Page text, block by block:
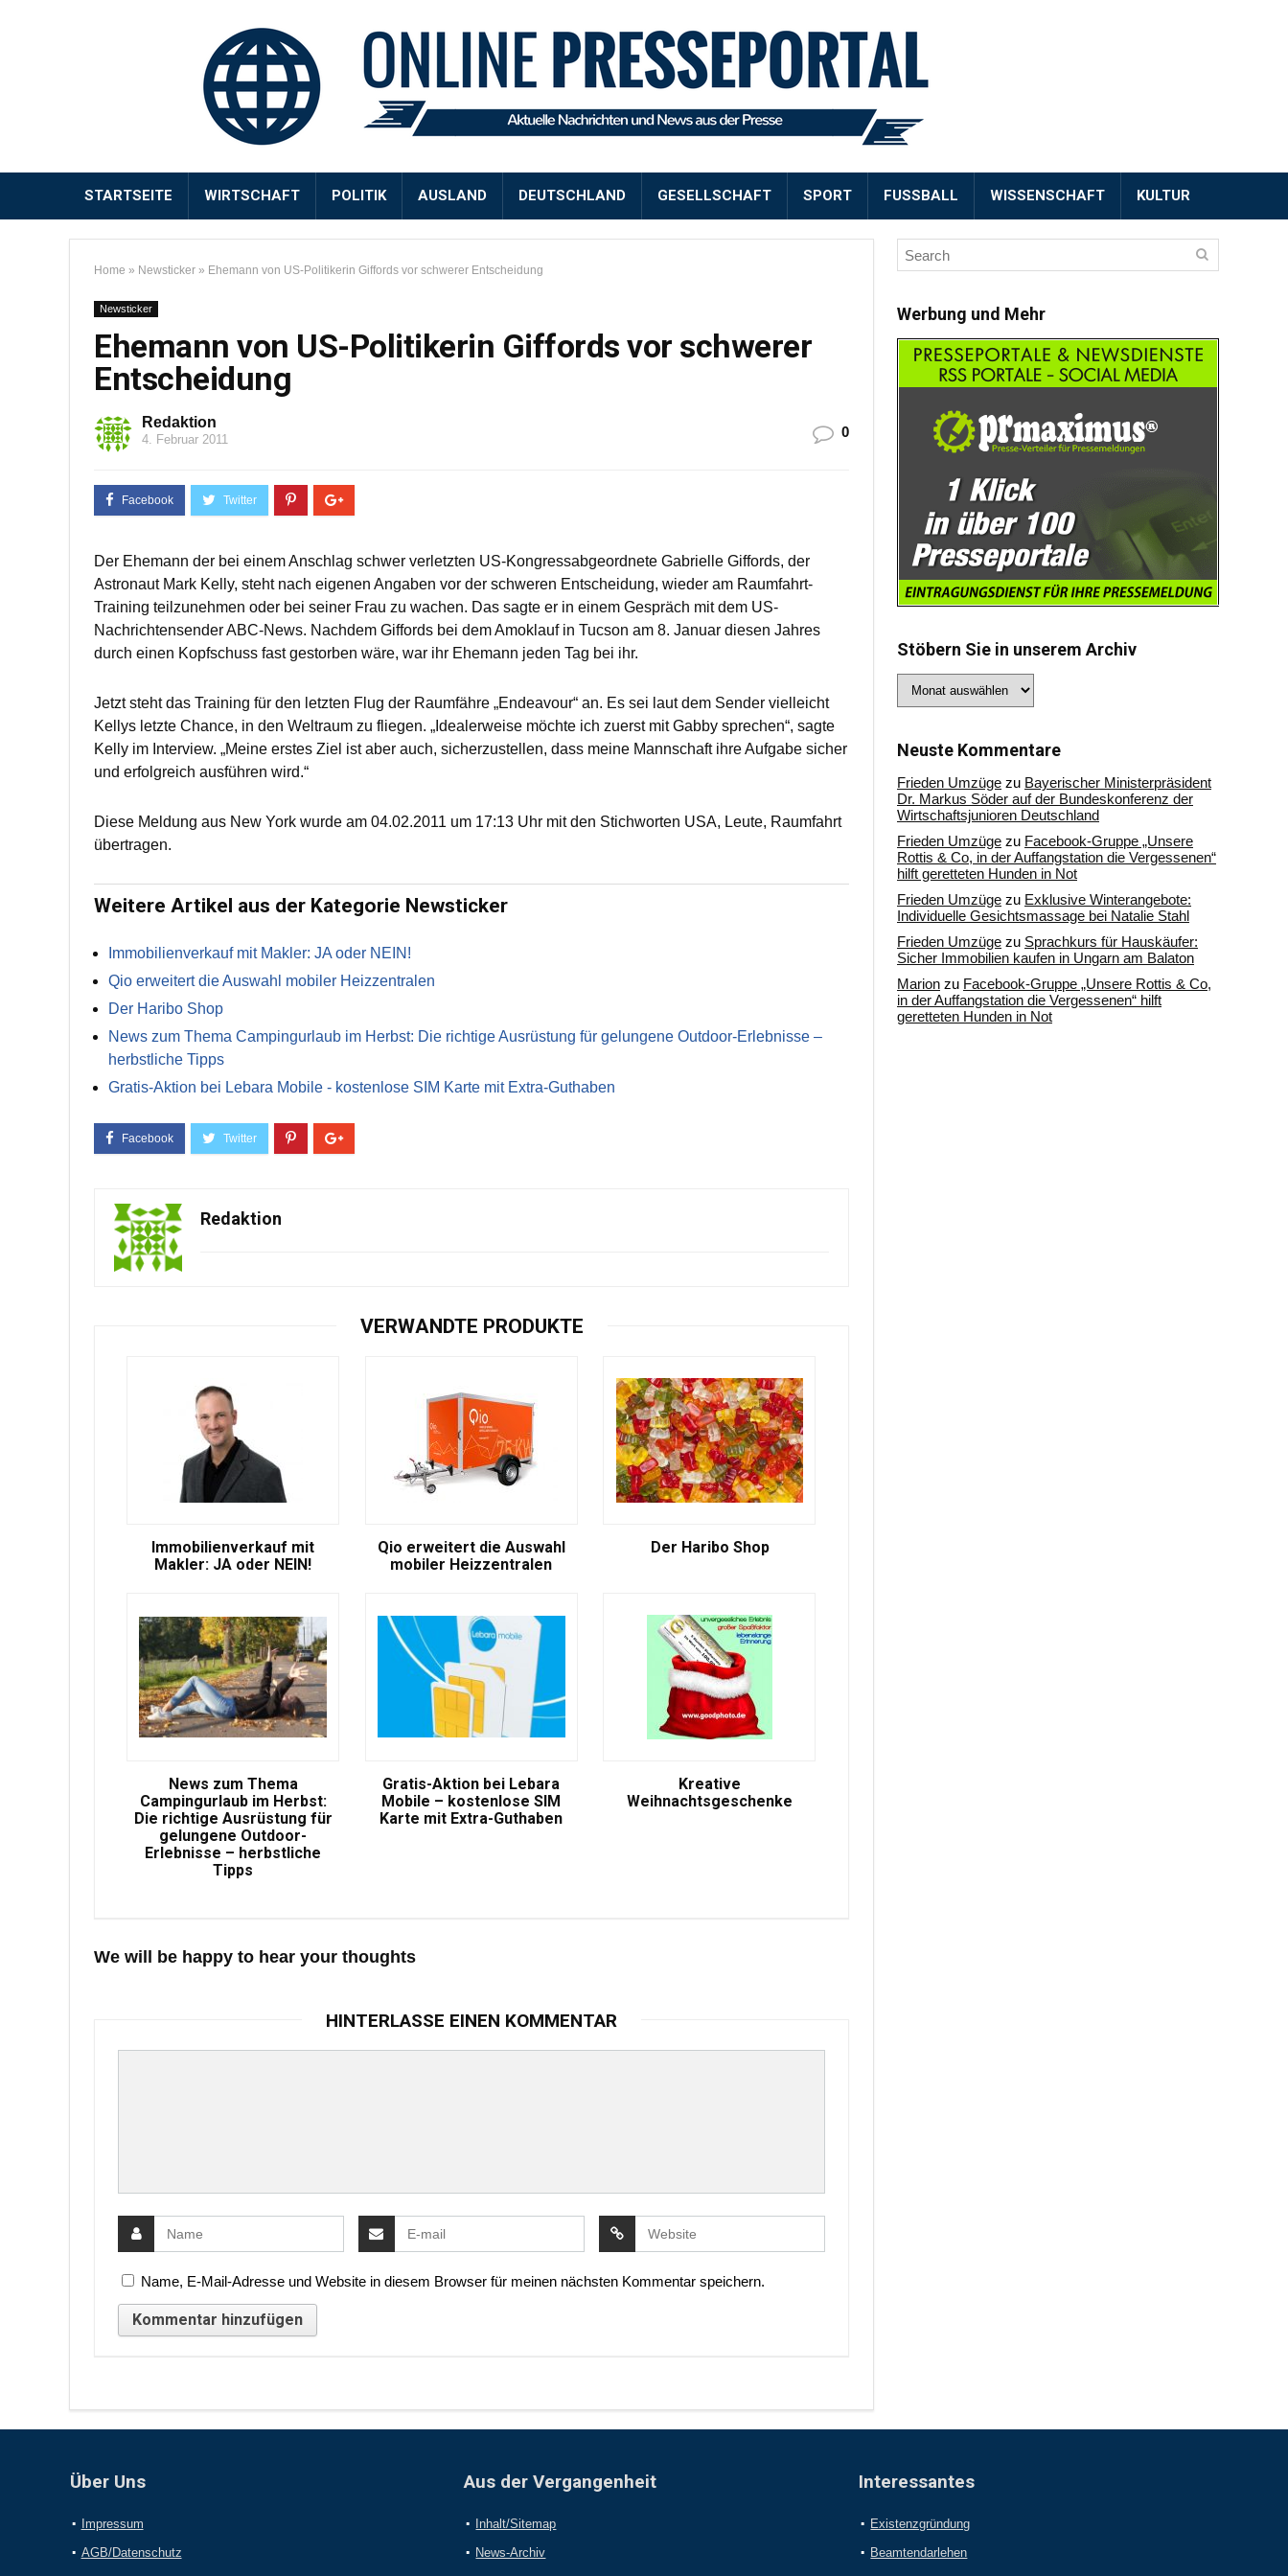
STARTSEITE WIRTSCHAFT POLITIK AUSLAND DEUTSCHLAND GESELLSCHAFT SPORT FUSSBALL WISSENSCHAFT KULTUR
Home » Newsticker » Ehemann von US-Politikerin Giffords vor schwerer Entscheidung
Newsticker
Ehemann von US-Politikerin Giffords vor schwerer
Entscheidung
Redaktion
4. Februar 2011 0
Der Ehemann der bei einem Anschlag schwer verletzten US-Kongressabgeordnete Gabrielle Giffords, der
Astronaut Mark Kelly, steht nach eigenen Angaben vor der schweren Entscheidung, wieder am Raumfahrt-
Training teilzunehmen oder bei seiner Frau zu wachen. Das sagte er in einem Gespräch mit dem US-
Nachrichtensender ABC-News. Nachdem Giffords bei dem Amoklauf in Tucson am 8. Januar diesen Jahres
durch einen Kopfschuss fast gestorben wäre, war ihr Ehemann jeden Tag bei ihr.
Jetzt steht das Training für den letzten Flug der Raumfähre „Endeavour“ an. Es sei laut dem Sender vielleicht
Kellys letzte Chance, in den Weltraum zu fliegen. „Idealerweise möchte ich zuerst mit Gabby sprechen“, sagte
Kelly im Interview. „Meine erstes Ziel ist aber auch, sicherzustellen, dass meine Mannschaft ihre Aufgabe sicher
und erfolgreich ausführen wird.“
Diese Meldung aus New York wurde am 04.02.2011 um 17:13 Uhr mit den Stichworten USA, Leute, Raumfahrt
übertragen.
Weitere Artikel aus der Kategorie Newsticker
Immobilienverkauf mit Makler: JA oder NEIN!
Qio erweitert die Auswahl mobiler Heizzentralen
Der Haribo Shop
News zum Thema Campingurlaub im Herbst: Die richtige Ausrüstung für gelungene Outdoor-Erlebnisse –
herbstliche Tipps
Gratis-Aktion bei Lebara Mobile - kostenlose SIM Karte mit Extra-Guthaben
Redaktion
VERWANDTE PRODUKTE
Immobilienverkauf mit
Makler: JA oder NEIN!
Qio erweitert die Auswahl
mobiler Heizzentralen
Der Haribo Shop
News zum Thema
Campingurlaub im Herbst:
Die richtige Ausrüstung für
gelungene Outdoor-
Erlebnisse – herbstliche
Tipps
Gratis-Aktion bei Lebara
Mobile – kostenlose SIM
Karte mit Extra-Guthaben
Kreative
Weihnachtsgeschenke
We will be happy to hear your thoughts
HINTERLASSE EINEN KOMMENTAR
Name, E-Mail-Adresse und Website in diesem Browser für meinen nächsten Kommentar speichern.
Werbung und Mehr
Stöbern Sie in unserem Archiv
Sie
Archiv
Neuste Kommentare
Frieden Umzüge zu Bayerischer Ministerpräsident
Dr. Markus Söder auf der Bundeskonferenz der
Wirtschaftsjunioren Deutschland
Frieden Umzüge zu Facebook-Gruppe „Unsere
Rottis & Co, in der Auffangstation die Vergessenen“
hilft geretteten Hunden in Not
Frieden Umzüge zu Exklusive Winterangebote:
Individuelle Gesichtsmassage bei Natalie Stahl
Frieden Umzüge zu Sprachkurs für Hauskäufer:
Sicher Immobilien kaufen in Ungarn am Balaton
Marion zu Facebook-Gruppe „Unsere Rottis & Co,
in der Auffangstation die Vergessenen“ hilft
geretteten Hunden in Not
Über Uns
Impressum
AGB/Datenschutz
Aus der Vergangenheit
Inhalt/Sitemap
News-Archiv
Interessantes
Existenzgründung
Beamtendarlehen